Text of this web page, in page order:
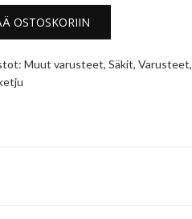
OSTOSKORIIN
Muut varusteet, Säkit, Varusteet,